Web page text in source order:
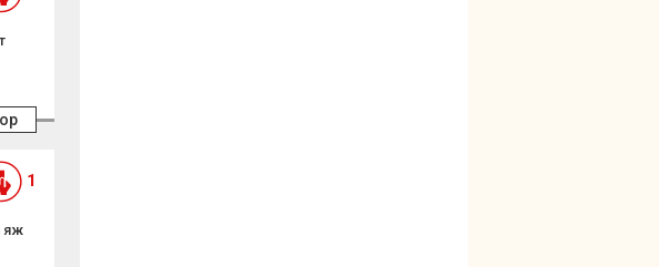
1
яж